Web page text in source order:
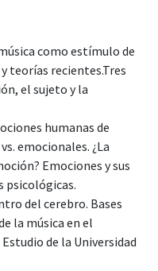
como estímulo de
teorías recientes.Tres
el sujeto y la
humanas de
emocionales. ¿La
Emociones y sus
psicológicas.
del cerebro. Bases
la música en el
de la Universidad